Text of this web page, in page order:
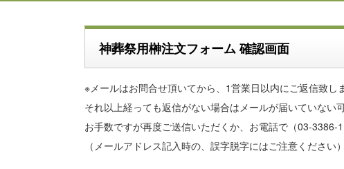
神葬祭用榊注文フォーム 確認画面
※メールはお問合せ頂いてから、1営業日以内にご返信致し
それ以上経っても返信がない場合はメールが届いていない
お手数ですが再度ご送信いただくか、お電話で（03-3386-
（メールアドレス記入時の、誤字脱字にはご注意ください）